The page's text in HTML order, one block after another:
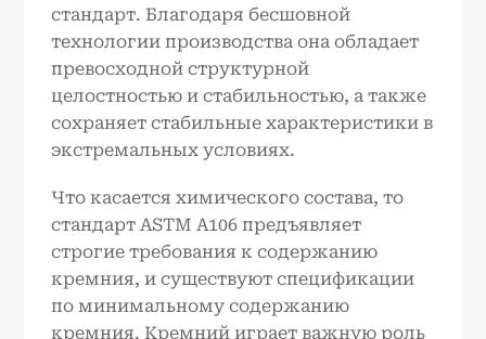
стандарт. Благодаря бесшовной
технологии производства она обладает
превосходной структурной
целостностью и стабильностью, а также
сохраняет стабильные характеристики в
экстремальных условиях.
Что касается химического состава, то
стандарт ASTM A106 предъявляет
строгие требования к содержанию
кремния, и существуют спецификации
по минимальному содержанию
кремния. Кремний играет важную роль